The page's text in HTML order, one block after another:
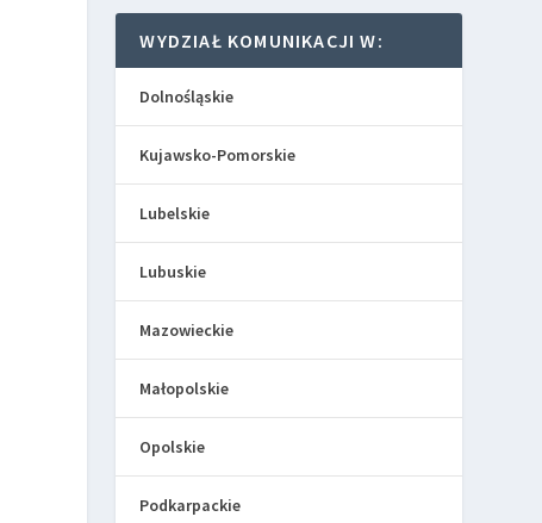
WYDZIAŁ KOMUNIKACJI W:
Dolnośląskie
Kujawsko-Pomorskie
Lubelskie
Lubuskie
Mazowieckie
Małopolskie
Opolskie
Podkarpackie